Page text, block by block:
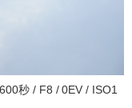
秒 / F8 / 0EV / ISO1